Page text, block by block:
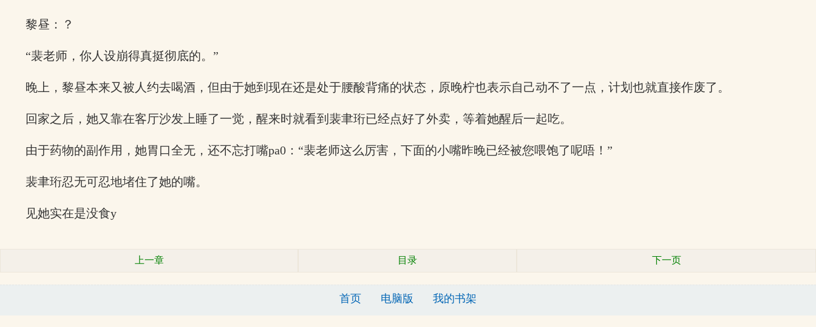
黎昼：？
“裴老师，你人设崩得真挺彻底的。”
晚上，黎昼本来又被人约去喝酒，但由于她到现在还是处于腰酸背痛的状态，原晚柠也表示自己动不了一点，计划也就直接作废了。
回家之后，她又靠在客厅沙发上睡了一觉，醒来时就看到裴聿珩已经点好了外卖，等着她醒后一起吃。
由于药物的副作用，她胃口全无，还不忘打嘴pa0：“裴老师这么厉害，下面的小嘴昨晚已经被您喂饱了呢唔！”
裴聿珩忍无可忍地堵住了她的嘴。
见她实在是没食y
上一章 目录 下一页
首页 电脑版 我的书架